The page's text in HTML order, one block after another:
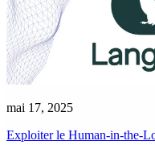
mai 17, 2025
Exploiter le Human-in-the-